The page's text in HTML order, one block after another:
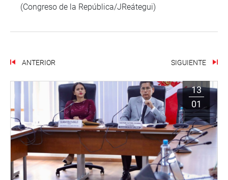
(Congreso de la República/JReátegui)
ANTERIOR SIGUIENTE
13
01